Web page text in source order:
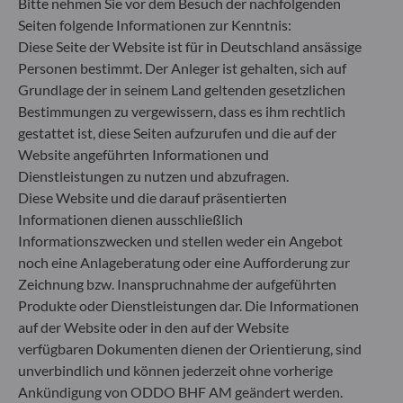
Rücknahmepreises berücksichtigt. Kosten für die
Verwahrung von Fondsanteilen in Ihrem Depot
können die Wertentwicklung zusätzlich mindern.
**Die EU-Verordnung zur Offenlegung von
Nachhaltigkeitsinformationen (Sustainable
Finance Disclosure Regulation, SFDR) ist ein
Regelwerk der EU, das darauf abzielt, das
Nachhaltigkeitsprofil von Fonds transparent,
besser vergleichbar und für Endinvestoren besser
verständlich zu machen.
Artikel 6: Das Fondsmanagementteam
berücksichtigt bei der Anlageentscheidung keine
Nachhaltigkeitsrisiken oder nachteiligen
Auswirkungen von Anlageentscheidungen auf
Nachhaltigkeitsfaktoren.
Artikel 8: Das Fondsmanagementteam adressiert
Nachhaltigkeitsrisiken, indem es ESG-Kriterien
(Umwelt und/oder Soziales und/oder Governance)
in den Anlageentscheidungsprozess einbezieht.
Artikel 9: Das Fondsmanagementteam verfolgt ein
Seiten folgende Informationen zur Kenntnis:
Diese Seite der Website ist für in Deutschland ansässige
Personen bestimmt. Der Anleger ist gehalten, sich auf
Grundlage der in seinem Land geltenden gesetzlichen
Bestimmungen zu vergewissern, dass es ihm rechtlich
gestattet ist, diese Seiten aufzurufen und die auf der
Website angeführten Informationen und
Dienstleistungen zu nutzen und abzufragen.
Diese Website und die darauf präsentierten
Informationen dienen ausschließlich
Informationszwecken und stellen weder ein Angebot
noch eine Anlageberatung oder eine Aufforderung zur
Zeichnung bzw. Inanspruchnahme der aufgeführten
Produkte oder Dienstleistungen dar. Die Informationen
auf der Website oder in den auf der Website
verfügbaren Dokumenten dienen der Orientierung, sind
unverbindlich und können jederzeit ohne vorherige
Ankündigung von ODDO BHF AM geändert werden.